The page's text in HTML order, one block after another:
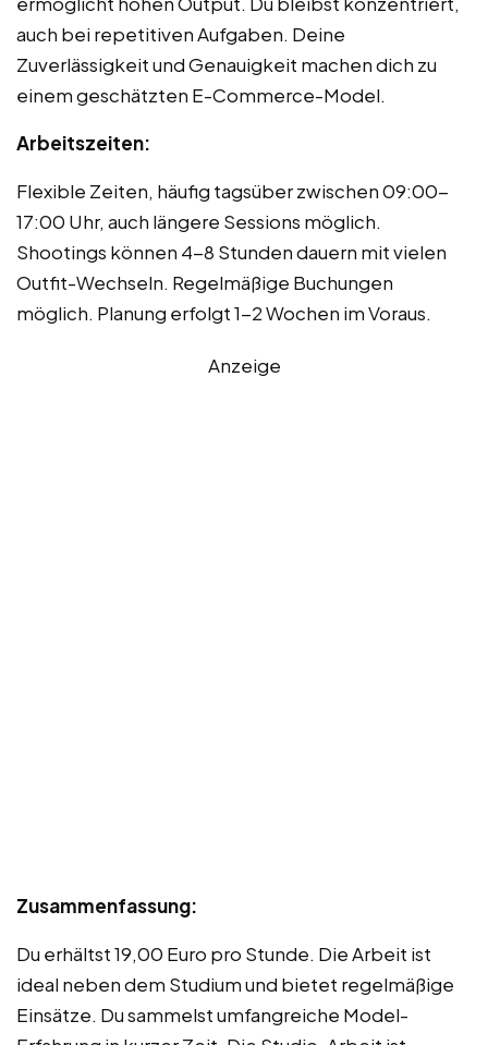
auch bei repetitiven Aufgaben. Deine
Zuverlässigkeit und Genauigkeit machen dich zu
einem geschätzten E-Commerce-Model.
Arbeitszeiten:
Flexible Zeiten, häufig tagsüber zwischen 09:00-
17:00 Uhr, auch längere Sessions möglich.
Shootings können 4-8 Stunden dauern mit vielen
Outfit-Wechseln. Regelmäßige Buchungen
möglich. Planung erfolgt 1-2 Wochen im Voraus.
Anzeige
Zusammenfassung:
Du erhältst 19,00 Euro pro Stunde. Die Arbeit ist
ideal neben dem Studium und bietet regelmäßige
Einsätze. Du sammelst umfangreiche Model-